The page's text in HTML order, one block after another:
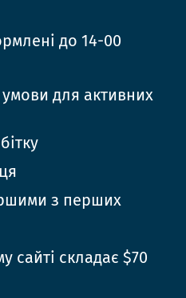
до 14-00
для активних
з перших
сайті складає $70